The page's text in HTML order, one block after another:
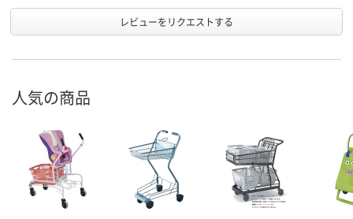
レビューをリクエストする
人気の商品